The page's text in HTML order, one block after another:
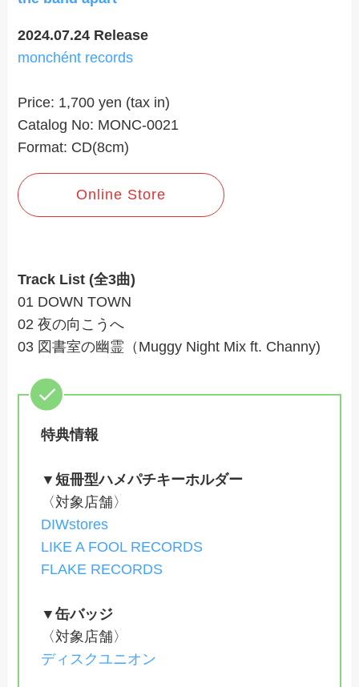
2024.07.24 Release
monchént records
Price: 1,700 yen (tax in)
Catalog No: MONC-0021
Format: CD(8cm)
Online Store
Track List (全3曲)
01 DOWN TOWN
02 夜の向こうへ
03 図書室の幽霊（Muggy Night Mix ft. Channy)
特典情報
▼短冊型ハメパチキーホルダー
〈対象店舗〉
DIWstores
LIKE A FOOL RECORDS
FLAKE RECORDS
▼缶バッジ
〈対象店舗〉
ディスクユニオン